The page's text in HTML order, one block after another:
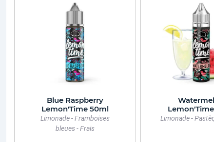
Blue Raspberry
Lemon'Time 50ml
Limonade - Framboises
bleues - Frais
Limonade -